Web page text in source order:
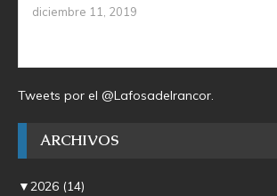
diciembre 11, 2019
Tweets por el @Lafosadelrancor.
ARCHIVOS
▼2026 (14)